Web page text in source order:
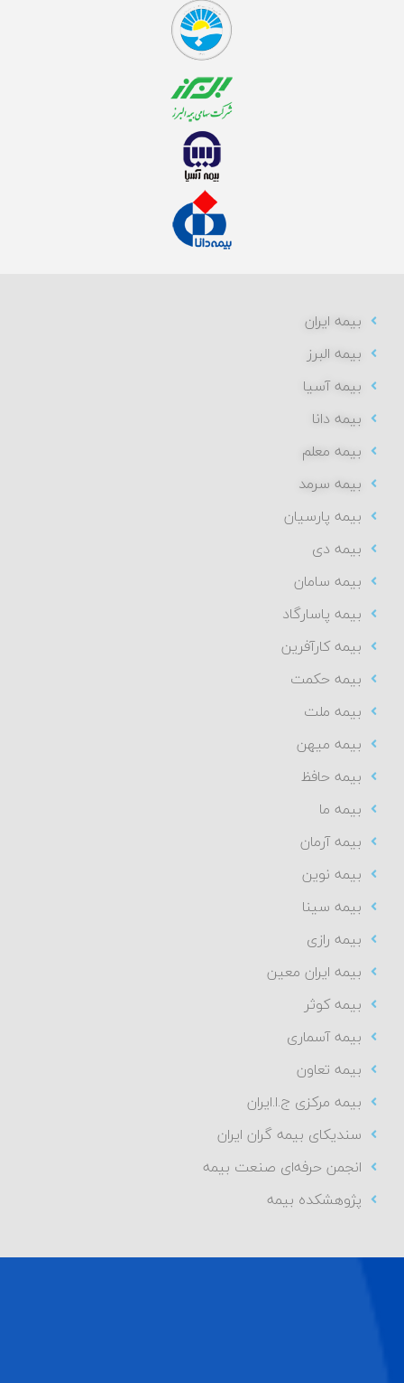
بیمه ایران
بیمه البرز
بیمه آسیا
بیمه دانا
بیمه معلم
بیمه سرمد
بیمه پارسیان
بیمه دی
بیمه سامان
بیمه پاسارگاد
بیمه کارآفرین
بیمه حکمت
بیمه ملت
بیمه میهن
بیمه حافظ
بیمه ما
بیمه آرمان
بیمه نوین
بیمه سینا
بیمه رازی
بیمه ایران معین
بیمه کوثر
بیمه آسماری
بیمه تعاون
بیمه مرکزی ج.ا.ایران
سندیکای بیمه گران ایران
انجمن حرفه‌ای صنعت بیمه
پژوهشکده بیمه